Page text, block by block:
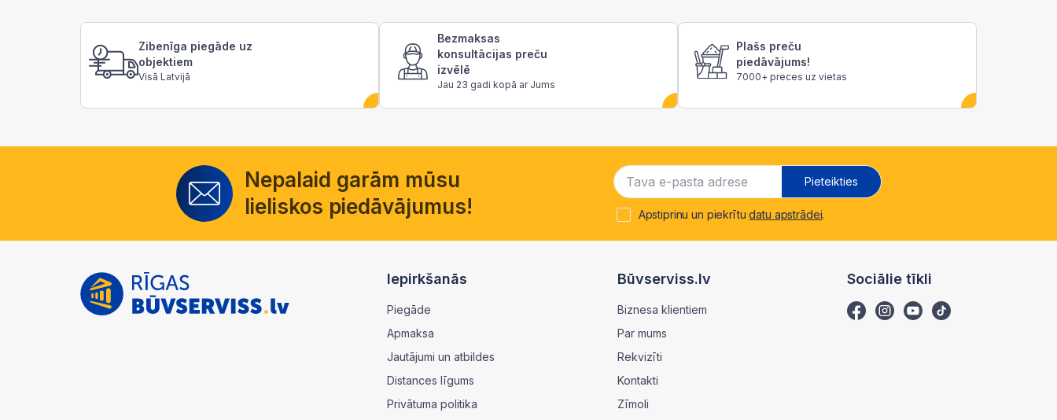
Zibenīga piegāde uz
objektiem
Visā Latvijā
Bezmaksas
konsultācijas preču
izvēlē
Jau 23 gadi kopā ar Jums
Plašs preču
piedāvājums!
7000+ preces uz vietas
Nepalaid garām mūsu
lieliskos piedāvājumus!
Pieteikties
Apstiprinu un piekrītudatu apstrādei.
Iepirkšanās
Piegāde
Apmaksa
Jautājumi un atbildes
Distances līgums
Privātuma politika
Būvserviss.lv
Biznesa klientiem
Par mums
Rekvizīti
Kontakti
Zīmoli
Sociālie tīkli